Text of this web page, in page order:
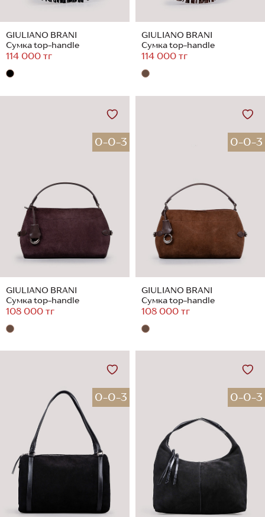
GIULIANO BRANI
Сумка top-handle
114 000 тг
GIULIANO BRANI
Сумка top-handle
114 000 тг
0-0-3
GIULIANO BRANI
Сумка top-handle
108 000 тг
0-0-3
GIULIANO BRANI
Сумка top-handle
108 000 тг
0-0-3 0-0-3